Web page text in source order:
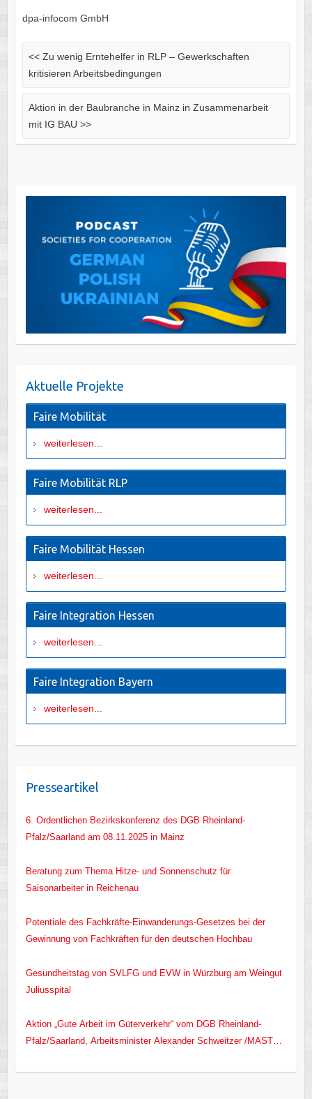
dpa-infocom GmbH
<<Zu wenig Erntehelfer in RLP – Gewerkschaften
kritisieren Arbeitsbedingungen
Aktion in der Baubranche in Mainz in Zusammenarbeit
mit IG BAU >>
Aktuelle Projekte
Faire Mobilität
weiterlesen...
Faire Mobilität RLP
weiterlesen...
Faire Mobilität Hessen
weiterlesen...
Faire Integration Hessen
weiterlesen...
Faire Integration Bayern
weiterlesen...
Presseartikel
6. Ordentlichen Bezirkskonferenz des DGB Rheinland-
Pfalz/Saarland am 08.11.2025 in Mainz
Beratung zum Thema Hitze- und Sonnenschutz für
Saisonarbeiter in Reichenau
Potentiale des Fachkräfte-Einwanderungs-Gesetzes bei der
Gewinnung von Fachkräften für den deutschen Hochbau
Gesundheitstag von SVLFG und EVW in Würzburg am Weingut
Juliusspital
Aktion „Gute Arbeit im Güterverkehr“ vom DGB Rheinland-
Pfalz/Saarland, Arbeitsminister Alexander Schweitzer /MASTD